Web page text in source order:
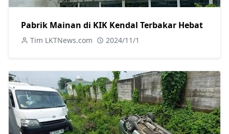
Pabrik Mainan di KIK Kendal Terbakar Hebat
Tim LKTNews.com 2024/11/1